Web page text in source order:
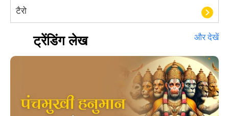
टैरो
हस्तरेखा शास्त्र
बॉलीवुड
खेल
ट्रेंडिंग लेख और देखें